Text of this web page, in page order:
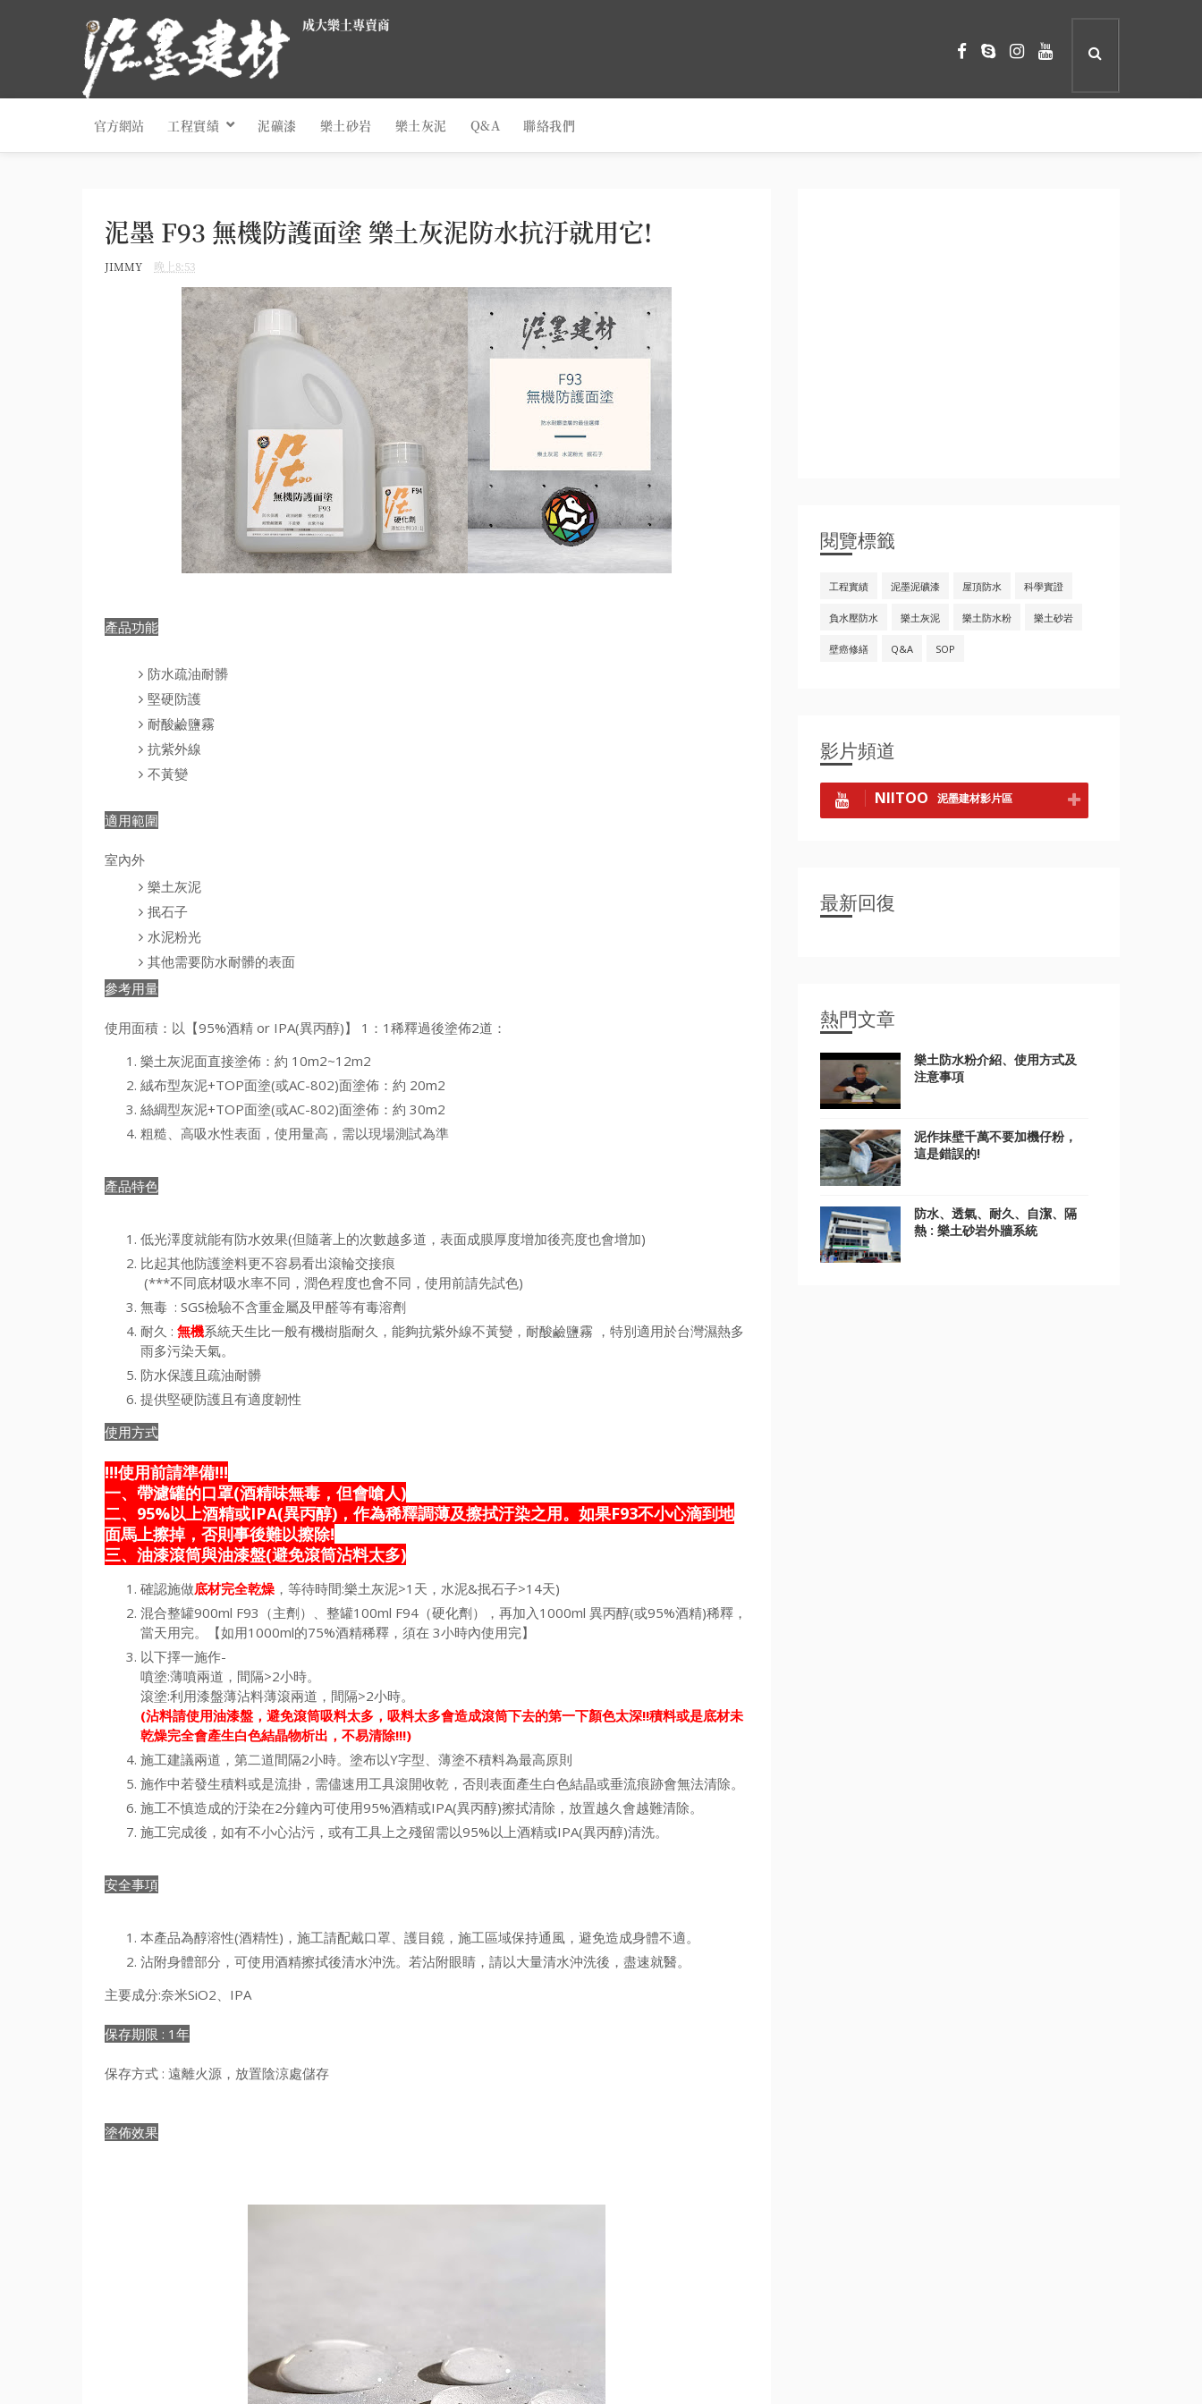
成大樂土專賣商
官方網站 工程實績 泥礦漆 樂土砂岩 樂土灰泥 Q&A 聯絡我們
泥墨 F93 無機防護面塗 樂土灰泥防水抗汙就用它!
JIMMY 晚上8:53
產品功能
防水疏油耐髒
堅硬防護
耐酸鹼鹽霧
抗紫外線
不黃變
適用範圍
室內外
樂土灰泥
抿石子
水泥粉光
其他需要防水耐髒的表面
參考用量
使用面積：以【95%酒精 or IPA(異丙醇)】 1：1稀釋過後塗佈2道：
樂土灰泥面直接塗佈：約 10m2~12m2
絨布型灰泥+TOP面塗(或AC-802)面塗佈：約 20m2
絲綢型灰泥+TOP面塗(或AC-802)面塗佈：約 30m2
粗糙、高吸水性表面，使用量高，需以現場測試為準
產品特色
低光澤度就能有防水效果(但隨著上的次數越多道，表面成膜厚度增加後亮度也會增加)
比起其他防護塗料更不容易看出滾輪交接痕
(***不同底材吸水率不同，潤色程度也會不同，使用前請先試色)
無毒 : SGS檢驗不含重金屬及甲醛等有毒溶劑
耐久 : 無機系統天生比一般有機樹脂耐久，能夠抗紫外線不黃變，耐酸鹼鹽霧 ，特別適用於台灣濕熱多
雨多污染天氣。
防水保護且疏油耐髒
提供堅硬防護且有適度韌性
使用方式
!!!使用前請準備!!!
一、帶濾罐的口罩(酒精味無毒，但會嗆人)
二、95%以上酒精或IPA(異丙醇)，作為稀釋調薄及擦拭汙染之用。如果F93不小心滴到地
面馬上擦掉，否則事後難以擦除!
三、油漆滾筒與油漆盤(避免滾筒沾料太多)
確認施做底材完全乾燥 ，等待時間:樂土灰泥>1天，水泥&抿石子>14天)
混合整罐900ml F93（主劑）、整罐100ml F94（硬化劑），再加入1000ml 異丙醇(或95%酒精)稀釋，
當天用完。【如用1000ml的75%酒精稀釋，須在 3小時內使用完】
以下擇一施作-
噴塗:薄噴兩道，間隔>2小時。
滾塗:利用漆盤薄沾料薄滾兩道，間隔>2小時。
(沾料請使用油漆盤，避免滾筒吸料太多， 吸料太多會造成滾筒下去的第一下顏色太深!!積料或是底材未
乾燥完全會產生白色結晶物析出，不易清除!!!)
施工建議兩道，第二道間隔2小時。塗布以Y字型、薄塗不積料為最高原則
施作中若發生積料或是流掛，需儘速用工具滾開收乾，否則表面產生白色結晶或垂流痕跡會無法清除。
施工不慎造成的汙染在2分鐘內可使用95%酒精或IPA(異丙醇)擦拭清除，放置越久會越難清除。
施工完成後，如有不小心沾污，或有工具上之殘留需以95%以上酒精或IPA(異丙醇)清洗。
安全事項
本產品為醇溶性(酒精性)，施工請配戴口罩、護目鏡，施工區域保持通風，避免造成身體不適。
沾附身體部分，可使用酒精擦拭後清水沖洗。若沾附眼睛，請以大量清水沖洗後，盡速就醫。
主要成分:奈米SiO2、IPA
保存期限 : 1年
保存方式 : 遠離火源，放置陰涼處儲存
塗佈效果
閱覽標籤
工程實績 泥墨泥礦漆 屋頂防水 科學實證
負水壓防水 樂土灰泥 樂土防水粉 樂土砂岩
壁癌修繕 Q&A SOP
影片頻道
NIITOO 泥墨建材影片區
最新回復
熱門文章
樂土防水粉介紹、使用方式及
注意事項
泥作抹壁千萬不要加機仔粉，
這是錯誤的!
防水、透氣、耐久、自潔、隔
熱 : 樂土砂岩外牆系統